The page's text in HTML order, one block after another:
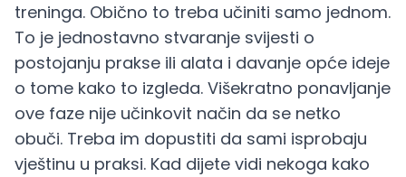
treninga. Obično to treba učiniti samo jednom.
To je jednostavno stvaranje svijesti o
postojanju prakse ili alata i davanje opće ideje
o tome kako to izgleda. Višekratno ponavljanje
ove faze nije učinkovit način da se netko
obuči. Treba im dopustiti da sami isprobaju
vještinu u praksi. Kad dijete vidi nekoga kako